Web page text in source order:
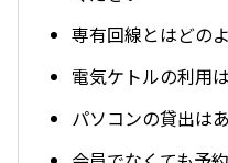
専有回線とはどの
電気ケトルの利用
パソコンの貸出は